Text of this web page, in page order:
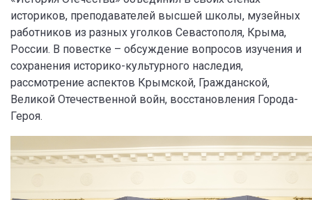
историков, преподавателей высшей школы, музейных
работников из разных уголков Севастополя, Крыма,
России. В повестке – обсуждение вопросов изучения и
сохранения историко-культурного наследия,
рассмотрение аспектов Крымской, Гражданской,
Великой Отечественной войн, восстановления Города-
Героя.